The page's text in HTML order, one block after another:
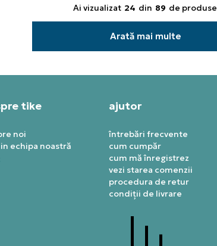
Ai vizualizat 24 din 89 de produse
Arată mai multe
tike
noi
echipa noastră
ajutor
întrebări frecvente
cum cumpăr
cum mă înregistrez
vezi starea comenzii
procedura de retur
condiții de livrare